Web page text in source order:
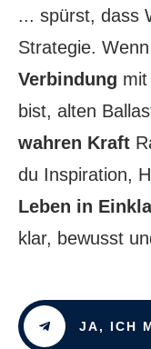
... spürst, dass
Strategie.
Verbindung
bist, alten
wahren Kraft
du Inspiration,
Leben in
klar, bewusst
JA, ICH